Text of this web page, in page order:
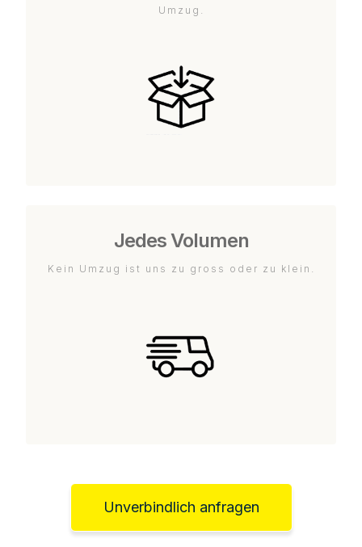
Umzug.
Jedes Volumen
Kein Umzug ist uns zu gross oder zu klein.
Unverbindlich anfragen